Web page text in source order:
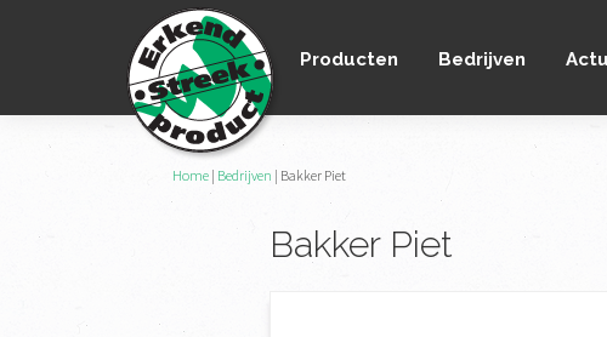
hoofdnavigatie
hoofd
voettekst
Erkend
Streekproduct
keurmerk
Producten Bedrijven
Home | Bedrijven | Bakker Piet
Bakker Piet